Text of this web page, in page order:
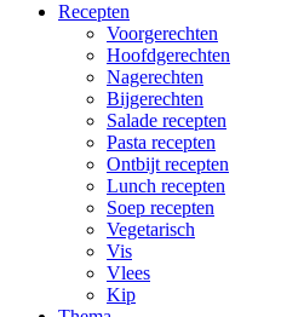
Recepten
Voorgerechten
Hoofdgerechten
Nagerechten
Bijgerechten
Salade recepten
Pasta recepten
Ontbijt recepten
Lunch recepten
Soep recepten
Vegetarisch
Vis
Vlees
Kip